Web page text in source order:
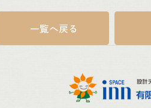
一覧へ戻る